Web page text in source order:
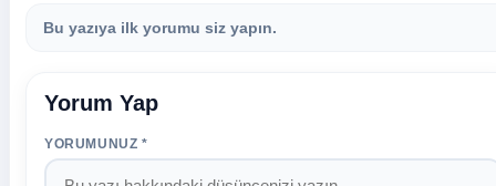
Bu yazıya ilk yorumu siz yapın.
Yorum Yap
YORUMUNUZ *